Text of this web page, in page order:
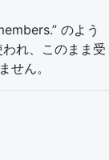
のよう
れ、このまま受
ん。